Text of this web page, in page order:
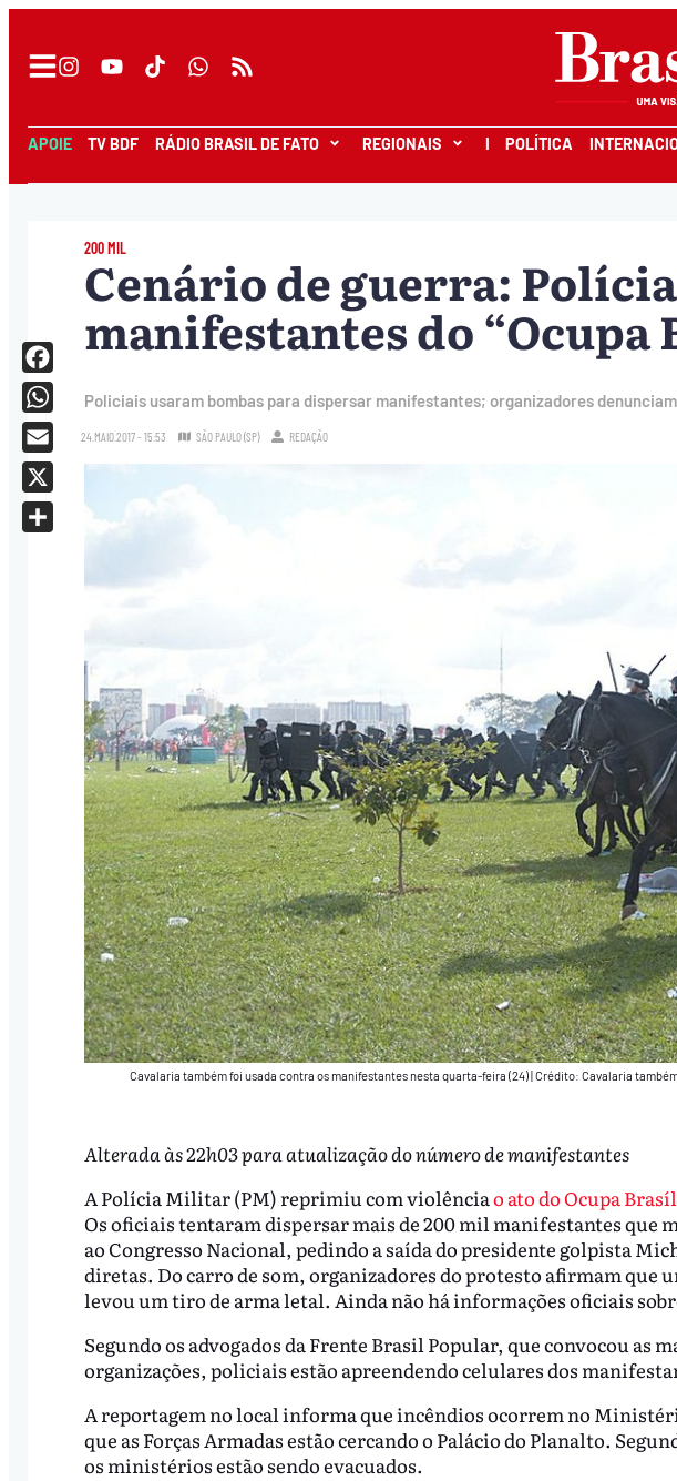
APOIE TV BDF RÁDIO BRASIL DE FATO REGIONAIS I POLÍTICA
200 MIL
Cenário de guerra:
manifestantes do “Ocupa
Policiais usaram bombas para dispersar manifestantes; organizadores
24.MAIO.2017 - 15:53 SÃO PAULO (SP) REDAÇÃO
Cavalaria também foi usada contra os manifestantes nesta quarta-feira (24)|Crédito: Cavalaria
Alterada às 22h03 para atualização do número de manifestantes
A Polícia Militar (PM) reprimiu com violênciao ato do Ocupa
Os oficiais tentaram dispersar mais de 200 mil manifestantes que
ao Congresso Nacional, pedindo a saída do presidente golpista
diretas. Do carro de som, organizadores do protesto afirmam que
levou um tiro de arma letal. Ainda não há informações oficiais
Segundo os advogados da Frente Brasil Popular, que convocou as
organizações, policiais estão apreendendo celulares dos
A reportagem no local informa que incêndios ocorrem no
que as Forças Armadas estão cercando o Palácio do Planalto.
os ministérios estão sendo evacuados.
Facebook
WhatsApp
Email
X